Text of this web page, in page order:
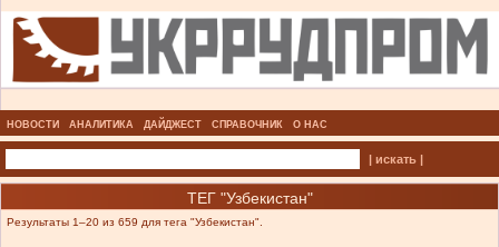
НОВОСТИ АНАЛИТИКА ДАЙДЖЕСТ СПРАВОЧНИК О НАС
| искать |
ТЕГ "Узбекистан"
Результаты 1–20 из 659 для тега "Узбекистан".